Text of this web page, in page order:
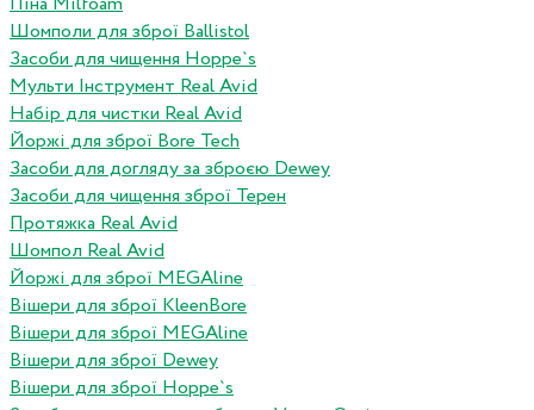
Шомполи для зброї Ballistol
Засоби для чищення Hoppe`s
Мульти Інструмент Real Avid
Набір для чистки Real Avid
Йоржі для зброї Bore Tech
Засоби для догляду за зброєю Dewey
Засоби для чищення зброї Терен
Протяжка Real Avid
Шомпол Real Avid
Йоржі для зброї MEGAline
Вішери для зброї KleenBore
Вішери для зброї MEGAline
Вішери для зброї Dewey
Вішери для зброї Hoppe`s